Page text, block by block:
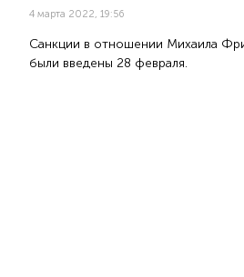
4 марта 2022, 19:56
Санкции в отношении Михаила
были введены 28 февраля.